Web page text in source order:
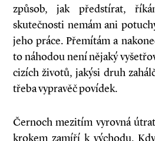
způsob, jak předstírat,
skutečnosti nemám ani
jeho práce. Přemítám a
to náhodou není nějaký
cizích životů, jakýsi druh
třeba vypravěč povídek.
Černoch mezitím vyrovná
krokem zamíří k východu.